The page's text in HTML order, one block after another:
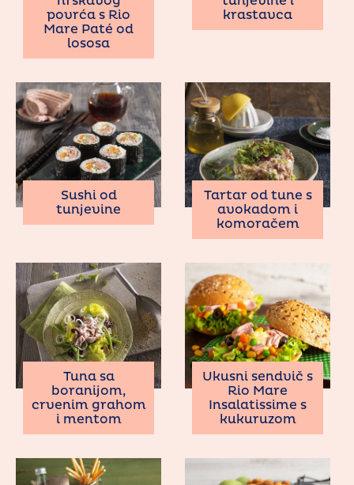
povrća s Rio
Mare Paté od
lososa
krastavca
Sushi od
tunjevine
Tartar od tune s
avokadom i
komoračem
Tuna sa
boranijom,
crvenim grahom
i mentom
Ukusni sendvič s
Rio Mare
Insalatissime s
kukuruzom